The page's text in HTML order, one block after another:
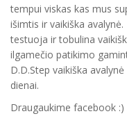
tempui viskas kas mus
išimtis ir vaikiška
testuoja ir tobulina
ilgamečio patikimo
D.D.Step vaikiška
dienai.
Draugaukime facebook :)